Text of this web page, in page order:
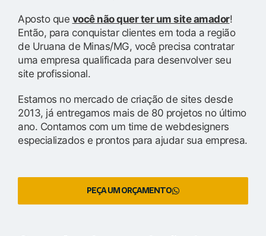
Aposto que você não quer ter um site amador!
Então, para conquistar clientes em toda a região
de Uruana de Minas/MG, você precisa contratar
uma empresa qualificada para desenvolver seu
site profissional.
Estamos no mercado de criação de sites desde
2013, já entregamos mais de 80 projetos no último
ano. Contamos com um time de webdesigners
especializados e prontos para ajudar sua empresa.
PEÇA UM ORÇAMENTO